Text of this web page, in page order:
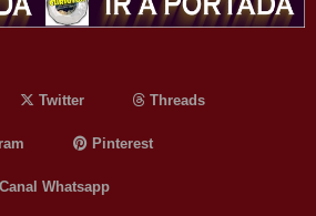
Twitter Threads
Pinterest
Whatsapp